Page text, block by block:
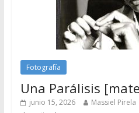
Fotografía
Una Parálisis
junio 15, 2026 Massiel Pirela